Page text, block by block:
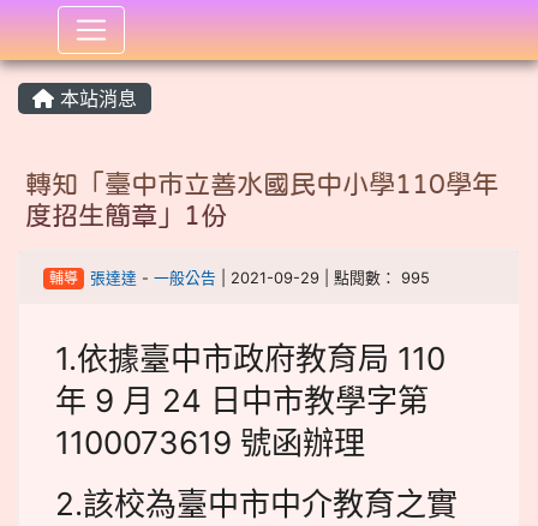
:::
本站消息
轉知「臺中市立善水國民中小學110學年
度招生簡章」1份
輔導 張達達 - 一般公告 | 2021-09-29 | 點閱數： 995
1.依據臺中市政府教育局 110
年 9 月 24 日中市教學字第
1100073619 號函辦理
2.該校為臺中市中介教育之實